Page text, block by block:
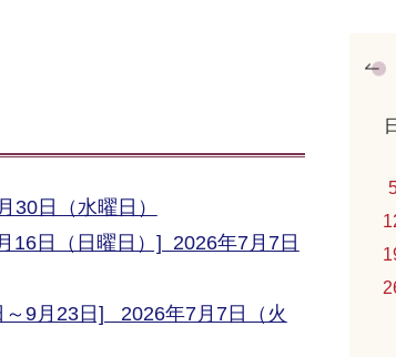
日
日（水曜日）
16日（日曜日）] 2026年7月7日
～9月23日] 2026年7月7日（火